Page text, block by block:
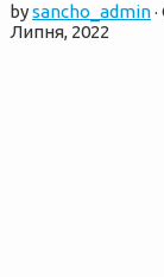
bysancho_admin
Липня, 2022